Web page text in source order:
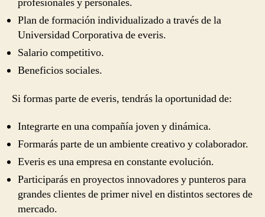
profesionales y personales.
Plan de formación individualizado a través de la
Universidad Corporativa de everis.
Salario competitivo.
Beneficios sociales.
Si formas parte de everis, tendrás la oportunidad de:
Integrarte en una compañía joven y dinámica.
Formarás parte de un ambiente creativo y colaborador.
Everis es una empresa en constante evolución.
Participarás en proyectos innovadores y punteros para
grandes clientes de primer nivel en distintos sectores de
mercado.